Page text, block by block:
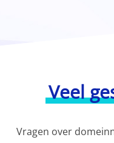
Veel
Vragen over